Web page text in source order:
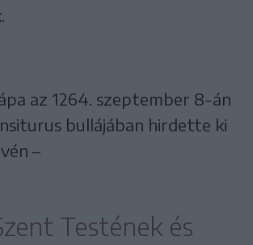
az 1264. szeptember 8-án
bullájában hirdette ki
–
Testének és